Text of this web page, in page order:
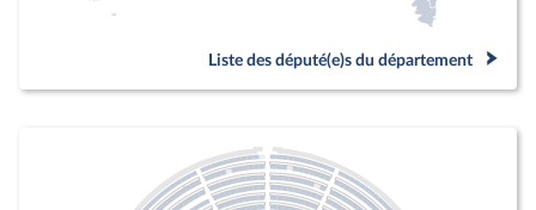
Liste des député(e)s du département